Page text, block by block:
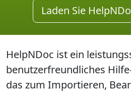
Laden Sie
HelpNDoc ist ein
benutzerfreundliches
das zum Importieren,